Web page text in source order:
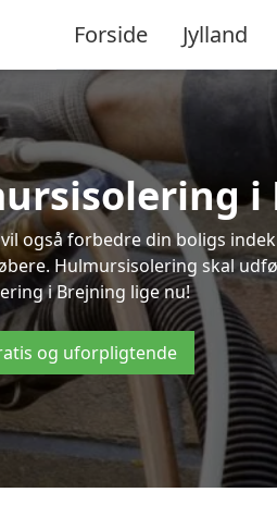
Forside Jylland
i
også forbedre din boligs
Hulmursisolering skal
i Brejning lige nu!
og uforpligtende